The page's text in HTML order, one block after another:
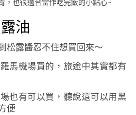
，也很適合當作吃完飯的小點心~
油
松露醬忍不住想買回來～
馬機場買的，旅途中其實都有
也有可以買，聽說還可以用黑
便